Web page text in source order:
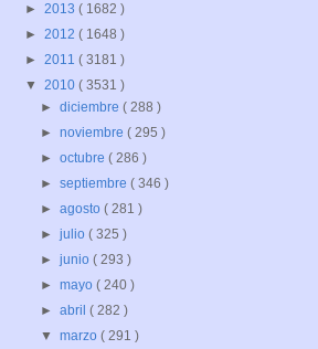
► 2013 ( 1682 )
► 2012 ( 1648 )
► 2011 ( 3181 )
▼ 2010 ( 3531 )
►diciembre( 288 )
►noviembre( 295 )
►octubre( 286 )
►septiembre( 346 )
►agosto( 281 )
►julio( 325 )
►junio( 293 )
►mayo( 240 )
►abril( 282 )
▼marzo( 291 )